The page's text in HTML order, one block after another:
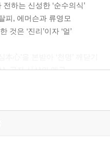
전하는 신성한 ‘순수의식’
피, 에머슨과 류영모
것은 ‘진리’이자 ‘얼’
, 공자 사상의 왜곡
지천명’과 ‘경천’
는 ‘사람의 도리’에 대한 배움,
, 소인은 아래로 통달